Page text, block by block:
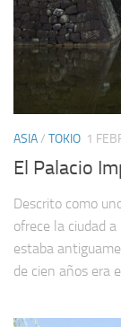
ASIA/ TOKIO 1
El Palacio
Descrito como
ofrece la ciudad
estaba
de cien años era